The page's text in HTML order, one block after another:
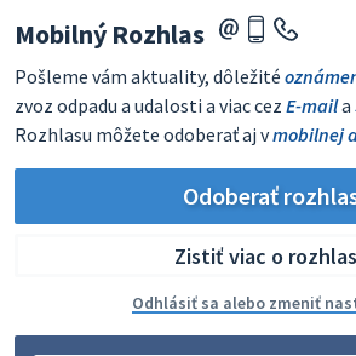
Mobilný Rozhlas
Pošleme vám aktuality, dôležité
zvoz odpadu a udalosti a viac cez E-maila
Rozhlasu môžete odoberať aj vmobilnej
Odoberať
Zistiť viac o
Odhlásiť sa alebo zmeniť